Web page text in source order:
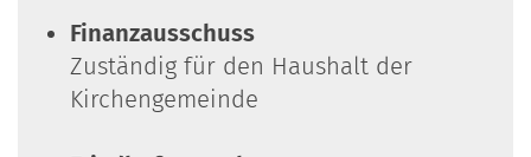
Finanzausschuss
Zuständig für den Haushalt der
Kirchengemeinde